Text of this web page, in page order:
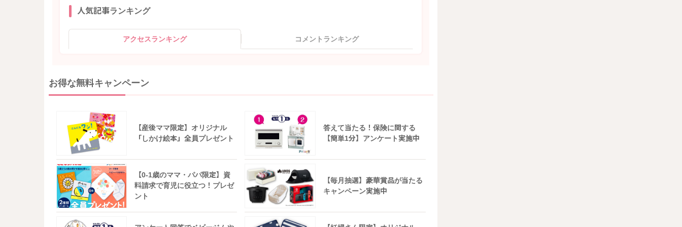
人気記事ランキング
アクセスランキング コメントランキング
お得な無料キャンペーン
【産後ママ限定】オリジナル
「しかけ絵本」全員プレゼント
答えて当たる！保険に関する
【簡単1分】アンケート実施中
【0-1歳のママ・パパ限定】資
料請求で育児に役立つ！プレゼ
ント
【毎月抽選】豪華賞品が当たる
キャンペーン実施中